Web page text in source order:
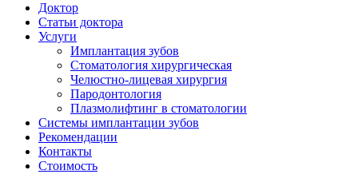
Доктор
Статьи доктора
Услуги
Имплантация зубов
Стоматология хирургическая
Челюстно-лицевая хирургия
Пародонтология
Плазмолифтинг в стоматологии
Системы имплантации зубов
Рекомендации
Контакты
Стоимость